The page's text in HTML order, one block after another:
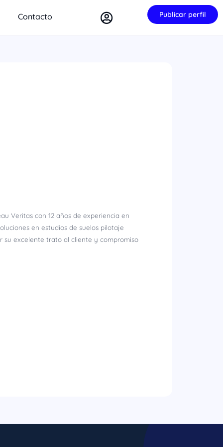
Contacto Publicar perfil
Veritas con 12 años de experiencia en
en estudios de suelos pilotaje
su excelente trato al cliente y compromiso